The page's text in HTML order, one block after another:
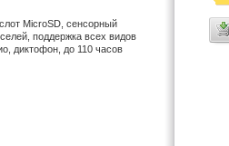
MicroSD, сенсорный
поддержка всех видов
диктофон, до 110 часов